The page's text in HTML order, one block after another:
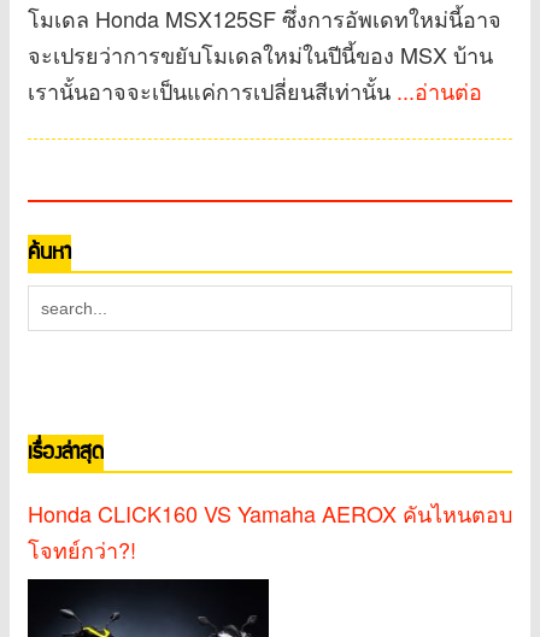
โมเดล Honda MSX125SF ซึ่งการอัพเดทใหม่นี้อาจ
จะเปรยว่าการขยับโมเดลใหม่ในปีนี้ของ MSX บ้าน
เรานั้นอาจจะเป็นแค่การเปลี่ยนสีเท่านั้น ...อ่านต่อ
ค้นหา
เรื่องล่าสุด
Honda CLICK160 VS Yamaha AEROX คันไหนตอบ
โจทย์กว่า?!